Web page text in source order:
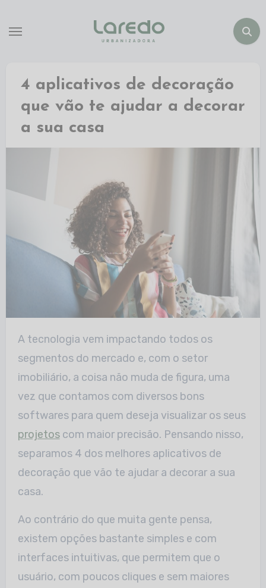
4 aplicativos de decoração
que vão te ajudar a decorar
a sua casa
A tecnologia vem impactando todos os
segmentos do mercado e, com o setor
imobiliário, a coisa não muda de figura, uma
vez que contamos com diversos bons
softwares para quem deseja visualizar os seus
projetoscom maior precisão. Pensando nisso,
separamos 4 dos melhores aplicativos de
decoração que vão te ajudar a decorar a sua
casa.
Ao contrário do que muita gente pensa,
existem opções bastante simples e com
interfaces intuitivas, que permitem que o
usuário, com poucos cliques e sem maiores